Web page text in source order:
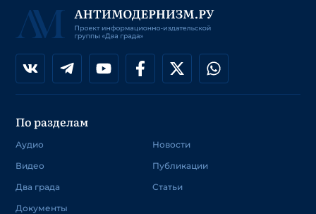
По разделам
Аудио
Видео
Два града
Документы
Новости
Публикации
Статьи